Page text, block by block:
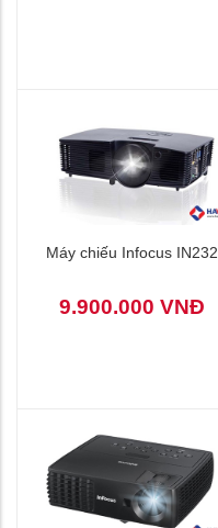
Máy chiếu Infocus IN232
9.900.000 VNĐ